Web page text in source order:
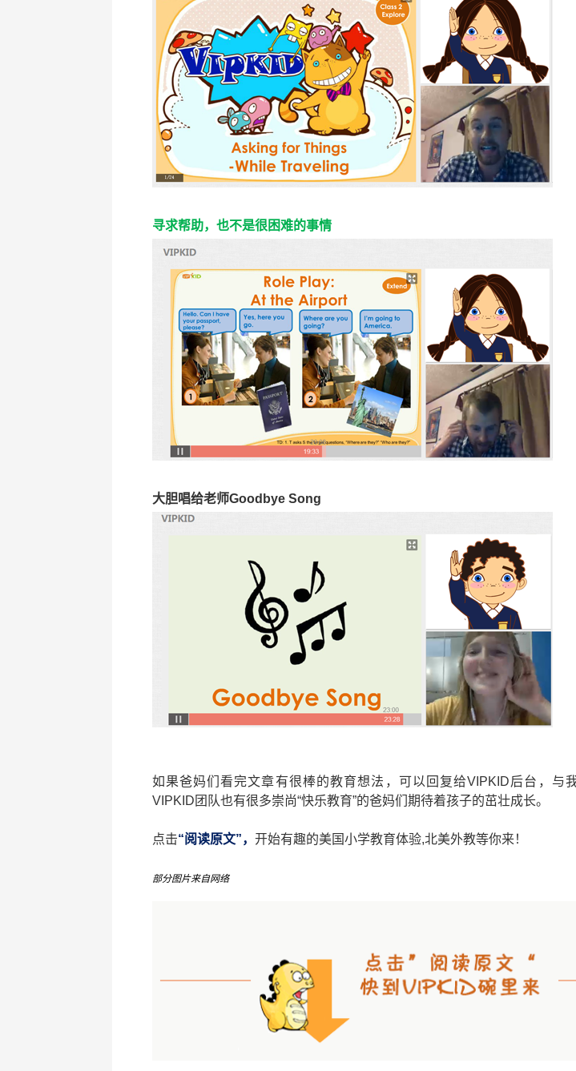
寻求帮助，也不是很困难的事情
大胆唱给老师Goodbye Song
如果爸妈们看完文章有很棒的教育想法，可以回复给VIPKID后台，与
VIPKID团队也有很多崇尚“快乐教育”的爸妈们期待着孩子的茁壮成长。
点击“阅读原文”， 开始有趣的美国小学教育体验,北美外教等你来！
部分图片来自网络